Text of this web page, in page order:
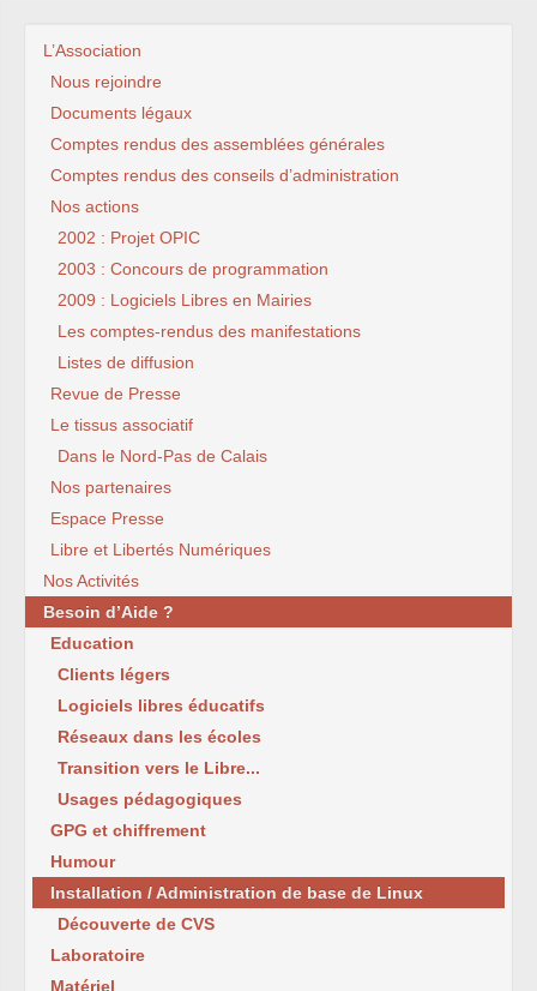
L’Association
Nous rejoindre
Documents légaux
Comptes rendus des assemblées générales
Comptes rendus des conseils d’administration
Nos actions
2002 : Projet OPIC
2003 : Concours de programmation
2009 : Logiciels Libres en Mairies
Les comptes-rendus des manifestations
Listes de diffusion
Revue de Presse
Le tissus associatif
Dans le Nord-Pas de Calais
Nos partenaires
Espace Presse
Libre et Libertés Numériques
Nos Activités
Besoin d’Aide ?
Education
Clients légers
Logiciels libres éducatifs
Réseaux dans les écoles
Transition vers le Libre...
Usages pédagogiques
GPG et chiffrement
Humour
Installation / Administration de base de Linux
Découverte de CVS
Laboratoire
Matériel